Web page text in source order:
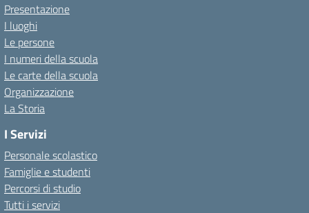
Presentazione
I luoghi
Le persone
I numeri della scuola
Le carte della scuola
Organizzazione
La Storia
I Servizi
Personale scolastico
Famiglie e studenti
Percorsi di studio
Tutti i servizi